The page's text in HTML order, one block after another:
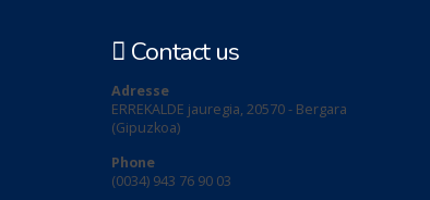
Contact us
Adresse
ERREKALDE jauregia, 20570 - Bergara
(Gipuzkoa)
Phone
(0034) 943 76 90 03